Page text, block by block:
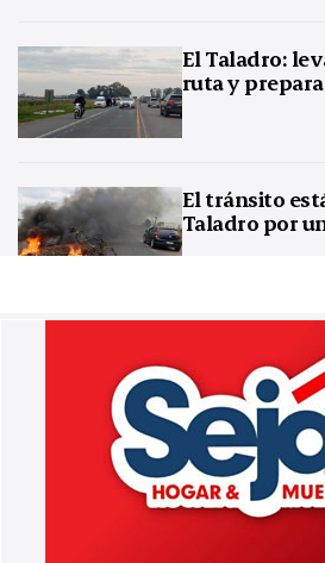
El Taladro:
ruta y
El tránsito
Taladro por